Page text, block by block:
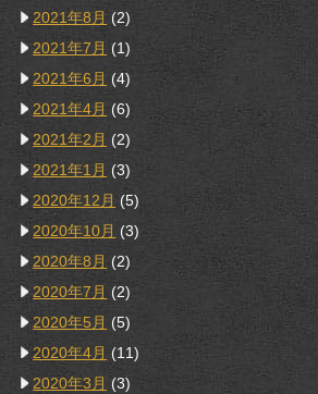
2021年8月 (2)
2021年7月 (1)
2021年6月 (4)
2021年4月 (6)
2021年2月 (2)
2021年1月 (3)
2020年12月 (5)
2020年10月 (3)
2020年8月 (2)
2020年7月 (2)
2020年5月 (5)
2020年4月 (11)
2020年3月 (3)